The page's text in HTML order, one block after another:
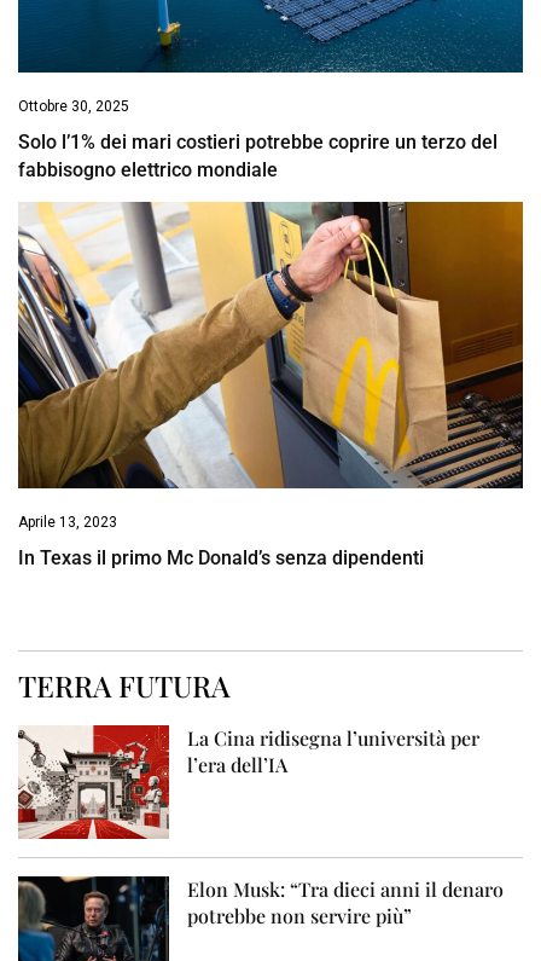
Ottobre 30, 2025
Solo l’1% dei mari costieri potrebbe coprire un terzo del
fabbisogno elettrico mondiale
Aprile 13, 2023
In Texas il primo Mc Donald’s senza dipendenti
TERRA FUTURA
La Cina ridisegna l’università per
l’era dell’IA
Elon Musk: “Tra dieci anni il denaro
potrebbe non servire più”